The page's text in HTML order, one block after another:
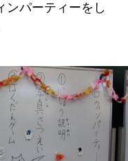
ンパーティーをし